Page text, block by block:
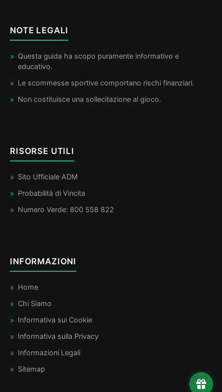
NOTE LEGALI
Questa guida ha scopo puramente informativo e
educativo.
Le scommesse sportive comportano rischi finanziari.
Non costituisce una sollecitazione al gioco.
RISORSE UTILI
Sito Ufficiale ADM
Probabilità di Vincita
Numero Verde: 800 558 822
INFORMAZIONI
Home
Chi Siamo
Informativa sui Cookie
Informativa sulla Privacy
Informazioni Legali
Sitemap